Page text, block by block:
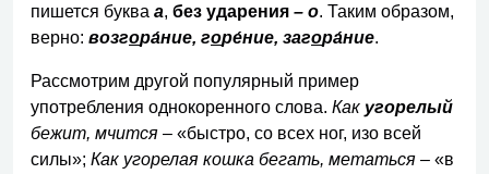
пишется буква а, без ударения – о. Таким образом,
верно: возгора́ние, горе́ние, загора́ние.
Рассмотрим другой популярный пример
употребления однокоренного слова. Как угорелый
бежит, мчится – «быстро, со всех ног, изо всей
силы»; Как угорелая кошка бегать, метаться – «в